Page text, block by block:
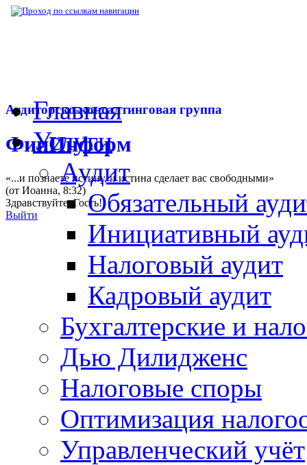
Аудиторско-консалтинговая группа
ФинИнформ
«...и познаете истину, и истина сделает вас свободными»
(от Иоанна, 8:32)
Здравствуйте,Гость!
Выйти
Главная
Услуги
Аудит
Обязательный
Инициативный
Налоговый аудит
Кадровый аудит
Бухгалтерские и
Дью Дилидженс
Налоговые споры
Оптимизация
Управленческий учёт